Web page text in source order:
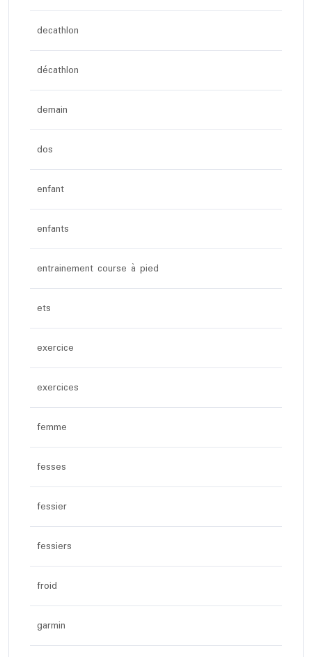
decathlon
décathlon
demain
dos
enfant
enfants
entrainement course à pied
ets
exercice
exercices
femme
fesses
fessier
fessiers
froid
garmin